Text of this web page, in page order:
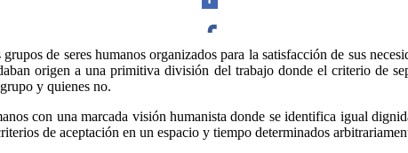
Facebook
de seres humanos organizados para la satisfacción de sus
origen a una primitiva división del trabajo donde el criterio de
y quienes no.
con una marcada visión humanista donde se identifica igual
de aceptación en un espacio y tiempo determinados